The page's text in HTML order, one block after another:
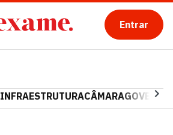
Entrar
INFRAESTRUTURACÂMARAGOVERNO